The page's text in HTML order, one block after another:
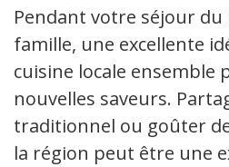
Pendant votre séjour du
famille, une excellente
cuisine locale ensemble
nouvelles saveurs.
traditionnel ou goûter
la région peut être une